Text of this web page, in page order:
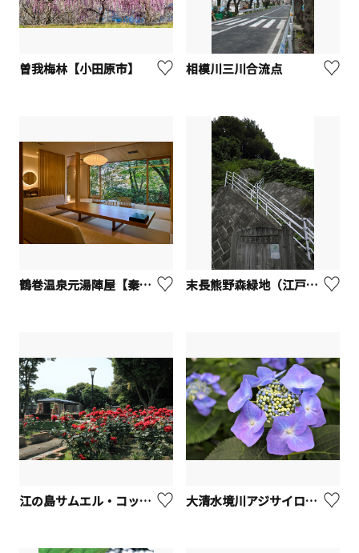
曽我梅林【小田原市】 相模川三川合流点
鶴巻温泉元湯陣屋【秦野市】 末長熊野森緑地（江戸見桜・ターザンの木）
江の島サムエル・コッキング苑 （旧名：江の島植物園） 大清水境川アジサイロード【藤沢市】